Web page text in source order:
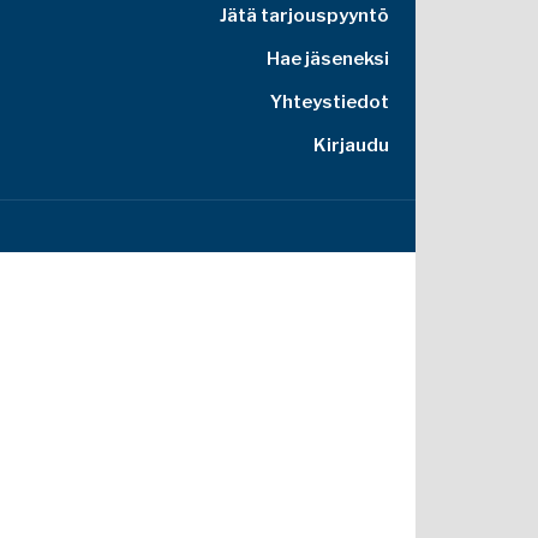
Jätä tarjouspyyntö
Hae jäseneksi
Yhteystiedot
Kirjaudu